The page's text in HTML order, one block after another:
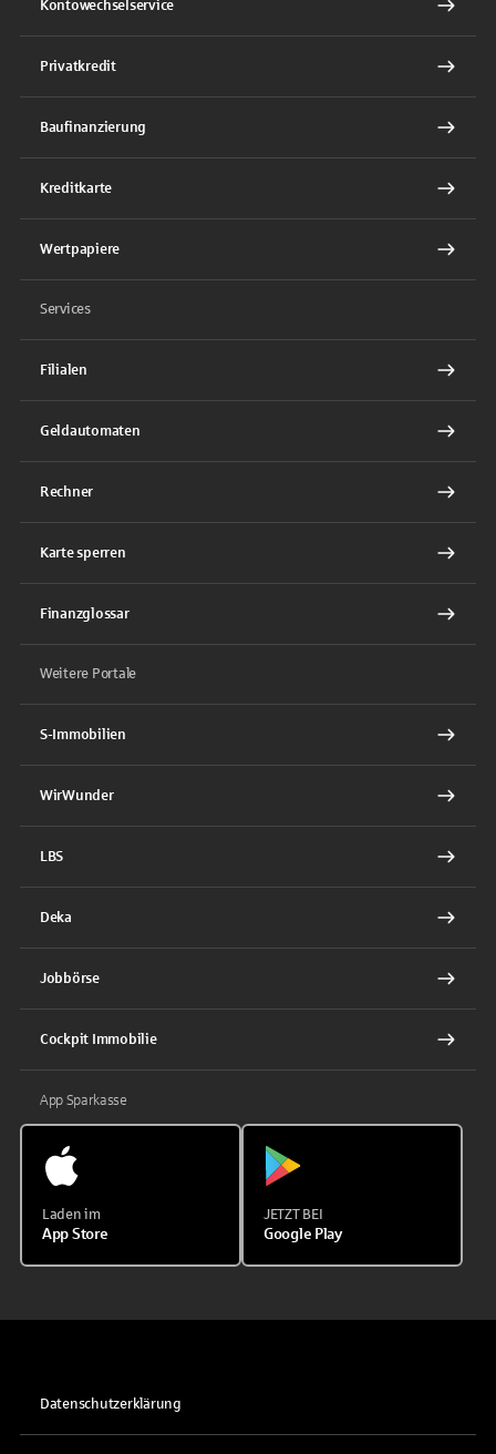
Kontowechselservice
Privatkredit
Baufinanzierung
Kreditkarte
Wertpapiere
Services
Filialen
Geldautomaten
Rechner
Karte sperren
Finanzglossar
Weitere Portale
S-Immobilien
WirWunder
LBS
Deka
Jobbörse
Cockpit Immobilie
App Sparkasse
Laden im
App Store
JETZT BEI
Google Play
Datenschutzerklärung